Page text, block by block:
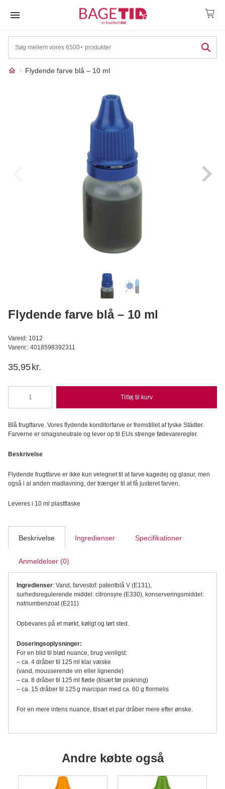
Flydende farve blå – 10 ml
Måske kunne nogle af
disse produkter have din
Rainbow Dust - Flydende Farve, Spring Green 19g
Læg i kurv
Flydende farve blå – 10 ml
Vareid: 1012
Varenr.: 4018598392311
35,95 kr.
Flydende
farve
-
10
antal
Tilføj til kurv
Blå frugtfarve. Vores flydende konditorfarve er fremstillet af tyske Städter.
Farverne er smagsneutrale og lever op til EUs strenge fødevareregler.
Beskrivelse
Flydende frugtfarve er ikke kun velegnet til at farve kagedej og glasur, men
også i al anden madlavning, der trænger til at få justeret farven.
Leveres i 10 ml plastflaske
Beskrivelse Ingredienser Specifikationer
Anmeldelser (0)
Ingredienser: Vand, farvestof: patentblå V (E131),
surhedsregulerende middel: citronsyre (E330), konserveringsmiddel:
natriumbenzoat (E211)
Opbevares på et mørkt, køligt og tørt sted.
Doseringsoplysninger:
For en blid til blød nuance, brug venligst:
– ca. 4 dråber til 125 ml klar væske
(vand, mousserende vin eller lignende)
– ca. 8 dråber til 125 ml fløde (tilsæt før piskning)
– ca. 15 dråber til 125 g marcipan med ca. 60 g flormelis
For en mere intens nuance, tilsæt et par dråber mere efter ønske.
Andre købte også